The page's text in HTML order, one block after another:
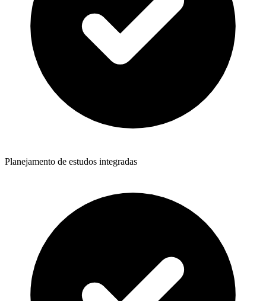
Planejamento de estudos integradas